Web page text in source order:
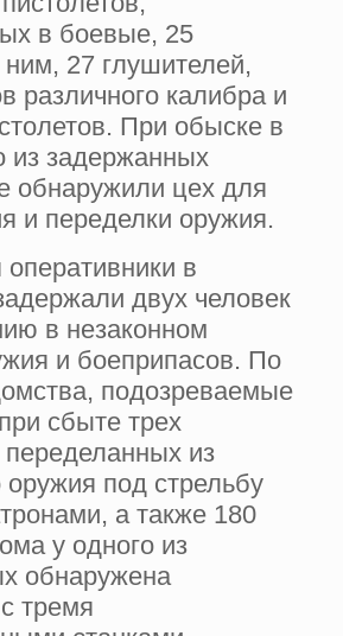
в боевые, 25
ним, 27 глушителей,
различного калибра и
При обыске в
из задержанных
обнаружили цех для
и переделки оружия.
оперативники в
двух человек
в незаконном
и боеприпасов. По
подозреваемые
сбыте трех
переделанных из
оружия под стрельбу
а также 180
у одного из
обнаружена
тремя